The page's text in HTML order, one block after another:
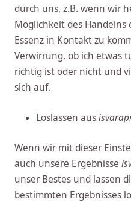
durch uns, z.B. wenn wir
Möglichkeit des Handelns
Essenz in Kontakt zu
Verwirrung, ob ich etwas
richtig ist oder nicht und
sich auf.
Loslassen ausi
Wenn wir mit dieser
auch unsere Ergebnisse
unser Bestes und lassen
bestimmten Ergebnisses